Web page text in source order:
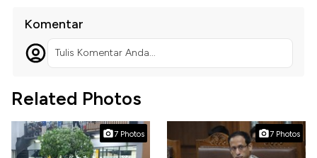
Komentar
Tulis Komentar Anda...
Related Photos
7 Photos 7 Photos